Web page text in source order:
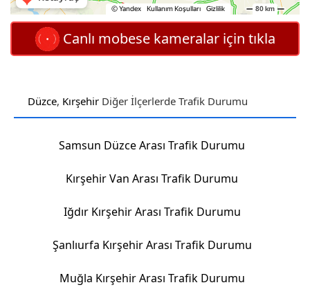
Canlı mobese kameralar için tıkla
Düzce, Kırşehir Diğer İlçerlerde Trafik Durumu
Samsun Düzce Arası Trafik Durumu
Kırşehir Van Arası Trafik Durumu
Iğdır Kırşehir Arası Trafik Durumu
Şanlıurfa Kırşehir Arası Trafik Durumu
Muğla Kırşehir Arası Trafik Durumu